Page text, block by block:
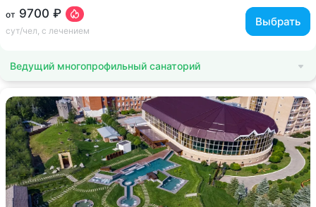
от 9700 ₽
сут/чел, с лечением
Выбрать
ещё 6
Ведущий многопрофильный санаторий